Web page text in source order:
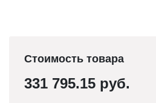
Стоимость товара
331 795.15 руб.